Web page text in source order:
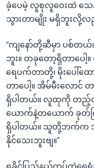
ခဲ့ပေမဲ့ လူစုလူဝေးထဲ သေ
သွားတာမျိုး မရှိဘူးလို့လ
“ကျနော်တို့ဆီမှာ ပစ်တ
ဘူး။ တခုတော့ရှိတာပေ
ရေပက်တာတို့၊ မိုးပေါ်
တာပေါ့။ အိမ်မီးလောင်
ရှိပါတယ်။ လူထုကို တည့်တ
ယောက်နဲ့တယောက် ခုတ်
ရှိပါတယ်။ သူတို့ဘက်က ဒ
နိုင်သေးဘူးဗျ။”
ရခိုင်ပြည်နယ်ကွပ်ကဲရေရုံး